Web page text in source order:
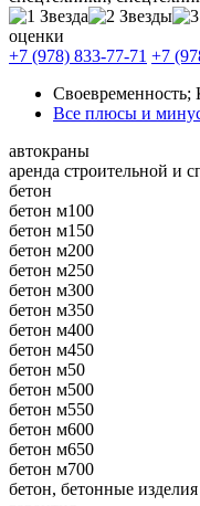
оценки
+7 (978) 833-77-71 +7
Своевременность;
Все плюсы и
автокраны
аренда строительной и
бетон
бетон м100
бетон м150
бетон м200
бетон м250
бетон м300
бетон м350
бетон м400
бетон м450
бетон м50
бетон м500
бетон м550
бетон м600
бетон м650
бетон м700
бетон, бетонные изделия